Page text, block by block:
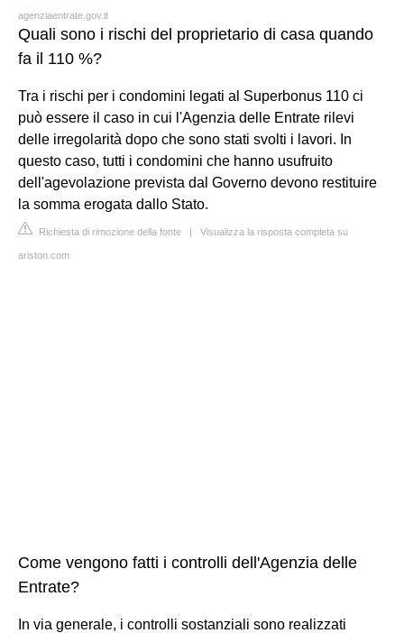
agenziaentrate.gov.it
Quali sono i rischi del proprietario di casa quando
fa il 110 %?
Tra i rischi per i condomini legati al Superbonus 110 ci
può essere il caso in cui l'Agenzia delle Entrate rilevi
delle irregolarità dopo che sono stati svolti i lavori. In
questo caso, tutti i condomini che hanno usufruito
dell'agevolazione prevista dal Governo devono restituire
la somma erogata dallo Stato.
Richiesta di rimozione della fonte | Visualizza la risposta completa su
ariston.com
Come vengono fatti i controlli dell'Agenzia delle
Entrate?
In via generale, i controlli sostanziali sono realizzati